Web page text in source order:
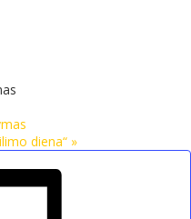
diena“ »